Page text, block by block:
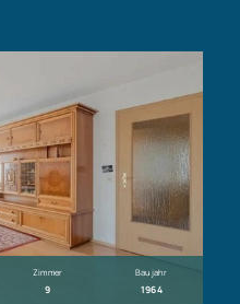
Zimmer
9
Baujahr
1964